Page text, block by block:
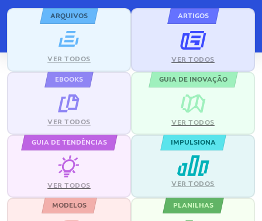
ARQUIVOS
VER TODOS
ARTIGOS
VER TODOS
EBOOKS
VER TODOS
GUIA DE INOVAÇÃO
VER TODOS
GUIA DE TENDÊNCIAS
VER TODOS
IMPULSIONA
VER TODOS
MODELOS PLANILHAS